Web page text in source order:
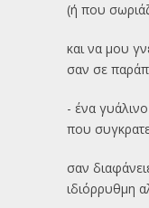
(ή που
και να μου
σαν σε
- ένα
που
σαν
ιδιόρρυθμη